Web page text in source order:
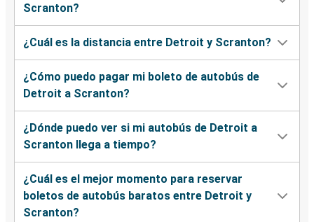
Scranton?
¿Cuál es la distancia entre Detroit y Scranton?
¿Cómo puedo pagar mi boleto de autobús de
Detroit a Scranton?
¿Dónde puedo ver si mi autobús de Detroit a
Scranton llega a tiempo?
¿Cuál es el mejor momento para reservar
boletos de autobús baratos entre Detroit y
Scranton?